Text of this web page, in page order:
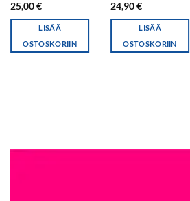
25,00€
LISÄÄ
OSTOSKORIIN
24,90€
LISÄÄ
OSTOSKORIIN